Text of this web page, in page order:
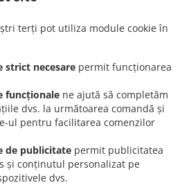
terți pot utiliza module cookie în
strict necesare permit funcționarea
funcționale ne ajută să completăm
dvs. la următoarea comandă și
ul pentru facilitarea comenzilor
de publicitate permit publicitatea
și conținutul personalizat pe
dvs.
București Pajura
mâncare Romanesc București Băneasa
Livrare
3
București Sector 5 .
Livrare mâncare Romanesc
Romanesc București Fundeni
Livrare mâncare
Romanesc Popești-Leordeni Sector 3 . Livrare
Sector 4
. Livrare mâncare Romanesc Popești-
Romanesc Dobroești
Livrare mâncare
mâncare Romanesc Voluntari Sector 2